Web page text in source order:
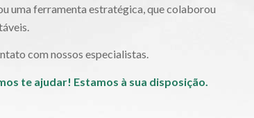
uma ferramenta estratégica, que colaborou
com nossos especialistas.
te ajudar! Estamos à sua disposição.